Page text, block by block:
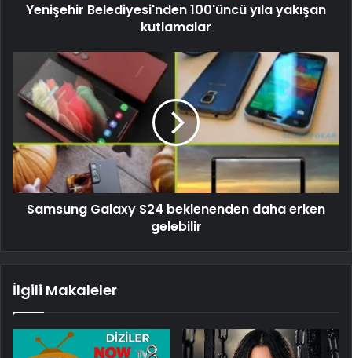
Yenişehir Belediyesi'nden 100'üncü yıla yakışan
kutlamalar
Samsung Galaxy S24 beklenenden daha erken
gelebilir
İlgili Makaleler